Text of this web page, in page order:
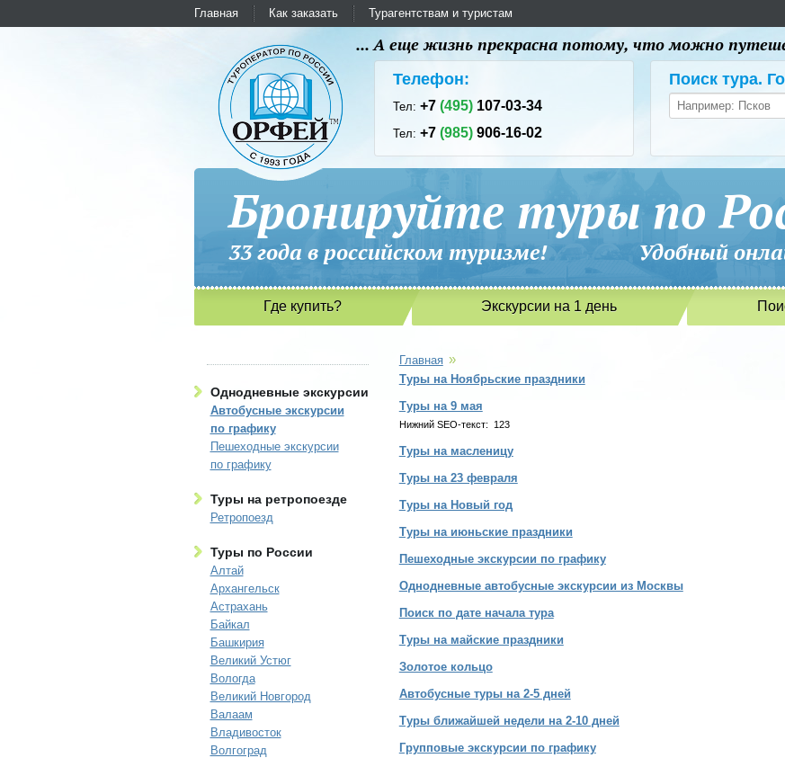
Главная Как заказать Турагентствам и туристам
... А еще жизнь прекрасна потому, что можно
Телефон:
Тел:+7(495) 107-03-34
Тел:+7(985) 906-16-02
Поиск тура.
Бронируйте туры по
33 года в российском туризме! Удобный
Где купить? Экскурсии на 1 день
Однодневные экскурсии
Автобусные экскурсии
по графику
Пешеходные экскурсии
по графику
Туры на ретропоезде
Ретропоезд
Туры по России
Алтай
Архангельск
Астрахань
Байкал
Башкирия
Великий Устюг
Вологда
Великий Новгород
Валаам
Владивосток
Волгоград
Главная »
Туры на Ноябрьские праздники
Туры на 9 мая
Нижний SEO-текст: 123
Туры на масленицу
Туры на 23 февраля
Туры на Новый год
Туры на июньские праздники
Пешеходные экскурсии по графику
Однодневные автобусные экскурсии из Москвы
Поиск по дате начала тура
Туры на майские праздники
Золотое кольцо
Автобусные туры на 2-5 дней
Туры ближайшей недели на 2-10 дней
Групповые экскурсии по графику